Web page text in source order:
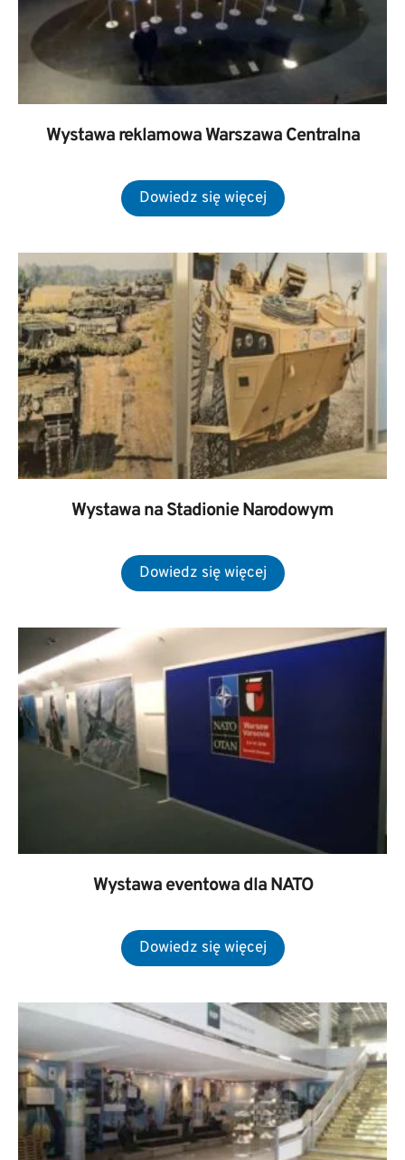
Wystawa reklamowa Warszawa Centralna
Wystawa na Stadionie Narodowym
Wystawa eventowa dla NATO